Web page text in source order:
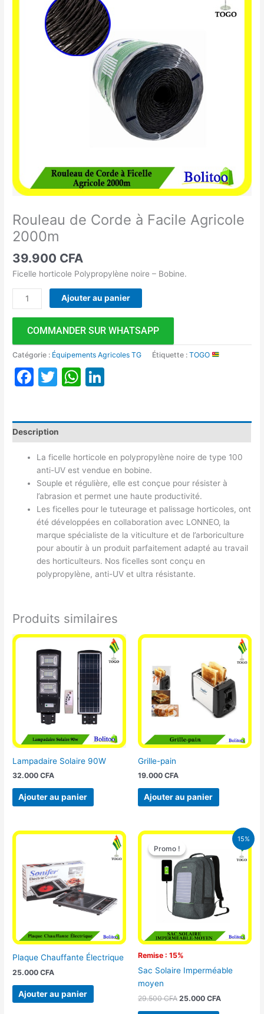
Rouleau de Corde à Facile Agricole
2000m
39.900 CFA
Ficelle horticole Polypropylène noire – Bobine.
Ajouter au panier
COMMANDER SUR WHATSAPP
Catégorie : Équipements Agricoles TG Étiquette :TOGO
Facebook
TwitterWhatsApp
Description
La ficelle horticole en polypropylène noire de type 100
anti-UV est vendue en bobine.
Souple et régulière, elle est conçue pour résister à
l’abrasion et permet une haute productivité.
Les ficelles pour le tuteurage et palissage horticoles, ont
été développées en collaboration avec LONNEO, la
marque spécialiste de la viticulture et de l’arboriculture
pour aboutir à un produit parfaitement adapté au travail
des horticulteurs. Nos ficelles sont conçu en
polypropylène, anti-UV et ultra résistante.
Produits similaires
Lampadaire Solaire 90W
32.000CFA
Ajouter au panier
Grille-pain
19.000 CFA
Ajouter au panier
Plaque Chauffante Électrique
25.000CFA
Ajouter au panier
15%
Promo !
Remise : 15%
Promo !
Sac Solaire Imperméable
moyen
29.500CFA
Le
initial
était :
29.500 CFA.
25.000 CFA
Le
prix
actuel